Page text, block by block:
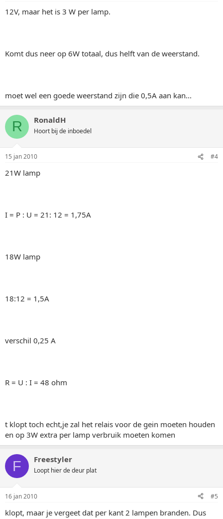
12V, maar het is 3 W per lamp.
Komt dus neer op 6W totaal, dus helft van de weerstand.
moet wel een goede weerstand zijn die 0,5A aan kan...
R RonaldH
Hoort bij de inboedel
15 jan 2010 #4
21W lamp
I = P : U = 21: 12 = 1,75A
18W lamp
18:12 = 1,5A
verschil 0,25 A
R = U : I = 48 ohm
t klopt toch echt,je zal het relais voor de gein moeten houden
en op 3W extra per lamp verbruik moeten komen
F Freestyler
Loopt hier de deur plat
16 jan 2010 #5
klopt, maar je vergeet dat per kant 2 lampen branden. Dus